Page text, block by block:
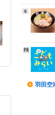
5
羽田空